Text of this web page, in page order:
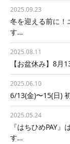
2025.09.23
冬を迎える前に！
す…
2025.08.11
【お盆休み】8月
2025.06.10
6/13(金)〜15(日)
2025.05.24
『はちひめPAY
す…